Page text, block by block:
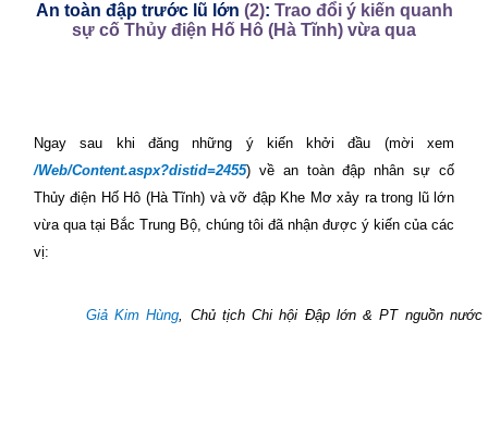
An toàn đập trước lũ lớn (2): Trao đổi ý kiến quanh
sự cố Thủy điện Hố Hô (Hà Tĩnh) vừa qua
Ngay sau khi đăng những ý kiến khởi đầu (mời xem
/Web/Content.aspx?distid=2455) về an toàn đập nhân sự cố
Thủy điện Hố Hô (Hà Tĩnh) và vỡ đập Khe Mơ xảy ra trong lũ lớn
vừa qua tại Bắc Trung Bộ, chúng tôi đã nhận được ý kiến của các
vị:
Giả Kim Hùng, Chủ tịch Chi hội Đập lớn & PT nguồn nước